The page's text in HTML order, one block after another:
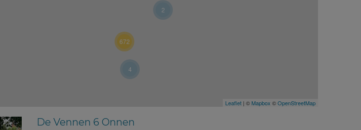
4
2
672
Leaflet | © Mapbox ©OpenStreetMap
De Vennen 6 Onnen